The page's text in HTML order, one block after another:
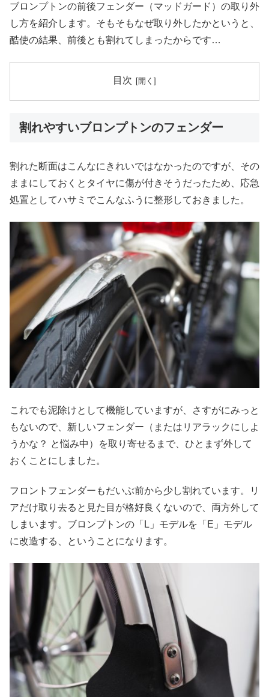
ブロンプトンの前後フェンダー（マッドガード）の取り外
し方を紹介します。そもそもなぜ取り外したかというと、
酷使の結果、前後とも割れてしまったからです…
目次
割れやすいブロンプトンのフェンダー
割れた断面はこんなにきれいではなかったのですが、その
ままにしておくとタイヤに傷が付きそうだったため、応急
処置としてハサミでこんなふうに整形しておきました。
これでも泥除けとして機能していますが、さすがにみっと
もないので、新しいフェンダー（またはリアラックにしよ
うかな？ と悩み中）を取り寄せるまで、ひとまず外して
おくことにしました。
フロントフェンダーもだいぶ前から少し割れています。リ
アだけ取り去ると見た目が格好良くないので、両方外して
しまいます。ブロンプトンの「L」モデルを「E」モデル
に改造する、ということになります。